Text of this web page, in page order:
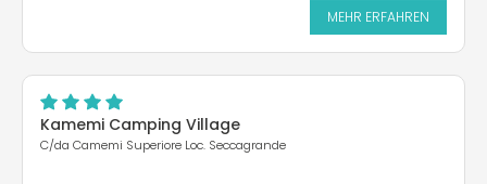
MEHR ERFAHREN
Kamemi Camping Village
C/da Camemi Superiore Loc. Seccagrande